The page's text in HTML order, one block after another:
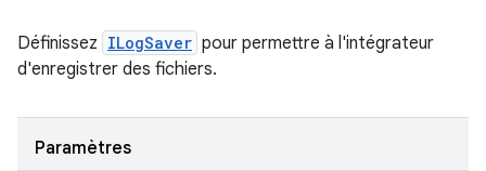
Définissez ILogSaver pour permettre à l'intégrateur
d'enregistrer des fichiers.
Paramètres